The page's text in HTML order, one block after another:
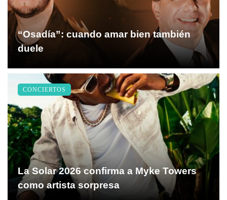
A LOS ESCENARIOS DE
COLOMBIA CON SU
ESPERADA GIRA
“Osadía”: cuando amar bien también
duele
La Solar 2026 confirma a Myke Towers
como artista sorpresa
CONCIERTOS